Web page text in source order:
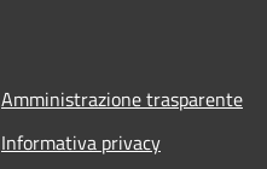
Amministrazione trasparente
Informativa privacy